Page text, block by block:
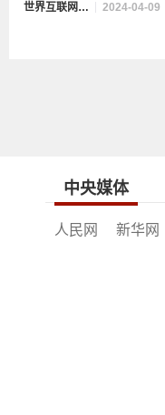
世界互联网大会数字丝路发展论坛 2024-04-09
中央媒体
人民网 新华网